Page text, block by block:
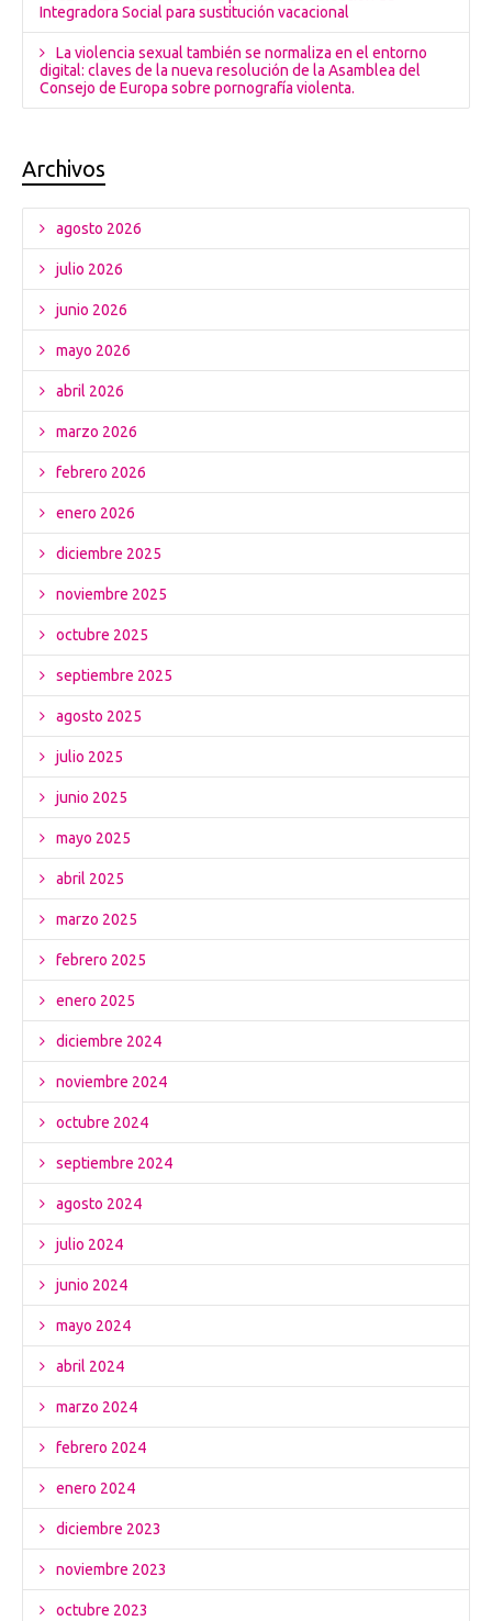
Integradora Social para sustitución vacacional
La violencia sexual también se normaliza en el entorno
digital: claves de la nueva resolución de la Asamblea del
Consejo de Europa sobre pornografía violenta.
Archivos
agosto 2026
julio 2026
junio 2026
mayo 2026
abril 2026
marzo 2026
febrero 2026
enero 2026
diciembre 2025
noviembre 2025
octubre 2025
septiembre 2025
agosto 2025
julio 2025
junio 2025
mayo 2025
abril 2025
marzo 2025
febrero 2025
enero 2025
diciembre 2024
noviembre 2024
octubre 2024
septiembre 2024
agosto 2024
julio 2024
junio 2024
mayo 2024
abril 2024
marzo 2024
febrero 2024
enero 2024
diciembre 2023
noviembre 2023
octubre 2023